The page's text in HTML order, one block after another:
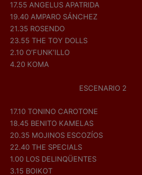
17.55 ANGELUS APATRIDA
19.40 AMPARO SÁNCHEZ
21.35 ROSENDO
23.55 THE TOY DOLLS
2.10 O’FUNK’ILLO
4.20 KOMA
ESCENARIO 2
17.10 TONINO CAROTONE
18.45 BENITO KAMELAS
20.35 MOJINOS ESCOZÍOS
22.40 THE SPECIALS
1.00 LOS DELINQÜENTES
3.15 BOIKOT